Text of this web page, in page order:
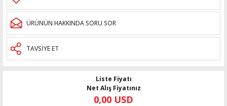
ÜRÜNÜN HAKKINDA SORU SOR
TAVSİYE ET
Liste Fiyatı
Net Alış Fiyatınız
0,00 USD